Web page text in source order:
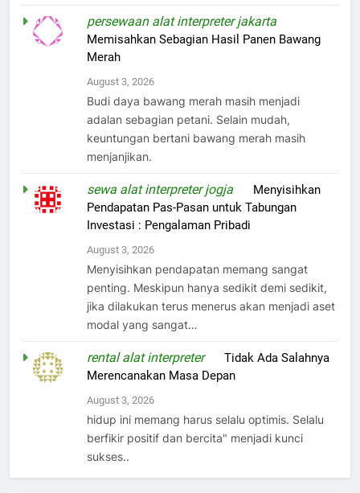
persewaan alat interpreter jakarta
Memisahkan Sebagian Hasil Panen Bawang
Merah
August 3, 2026
Budi daya bawang merah masih menjadi
adalan sebagian petani. Selain mudah,
keuntungan bertani bawang merah masih
menjanjikan.
sewa alat interpreter jogja
Menyisihkan
Pendapatan Pas-Pasan untuk Tabungan
Investasi : Pengalaman Pribadi
August 3, 2026
Menyisihkan pendapatan memang sangat
penting. Meskipun hanya sedikit demi sedikit,
jika dilakukan terus menerus akan menjadi aset
modal yang sangat…
rental alat interpreteronTidak Ada Salahnya
Merencanakan Masa Depan
August 3, 2026
hidup ini memang harus selalu optimis. Selalu
berfikir positif dan bercita" menjadi kunci
sukses..